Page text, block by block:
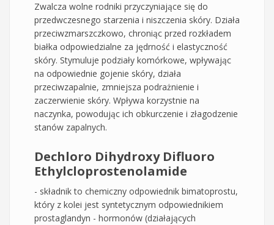
Zwalcza wolne rodniki przyczyniające się do
przedwczesnego starzenia i niszczenia skóry. Działa
przeciwzmarszczkowo, chroniąc przed rozkładem
białka odpowiedzialne za jędrność i elastyczność
skóry. Stymuluje podziały komórkowe, wpływając
na odpowiednie gojenie skóry, działa
przeciwzapalnie, zmniejsza podrażnienie i
zaczerwienie skóry. Wpływa korzystnie na
naczynka, powodując ich obkurczenie i złagodzenie
stanów zapalnych.
Dechloro Dihydroxy Difluoro
Ethylcloprostenolamide
- składnik to chemiczny odpowiednik bimatoprostu,
który z kolei jest syntetycznym odpowiednikiem
prostaglandyn - hormonów (działających